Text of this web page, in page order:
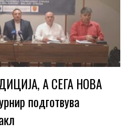
А СЕГА НОВА
подготвува